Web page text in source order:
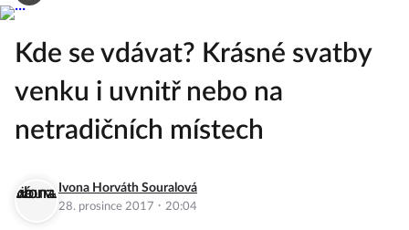
Kde se vdávat? Krásné svatby
venku i uvnitř nebo na
netradičních místech
Ivona Horváth Souralová
28. prosince 2017 · 20:04